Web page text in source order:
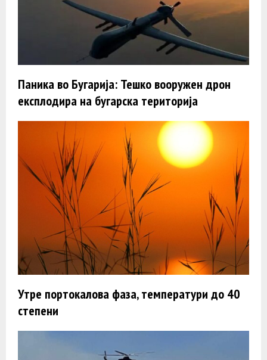
Паника во Бугарија: Тешко вооружен дрон
експлодира на бугарска територија
Утре портокалова фаза, температури до 40
степени